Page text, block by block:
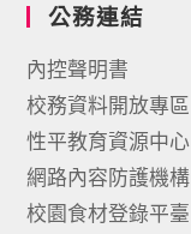
公務連結
內控聲明書
校務資料開放專區
性平教育資源中心
網路內容防護機構
校園食材登錄平臺